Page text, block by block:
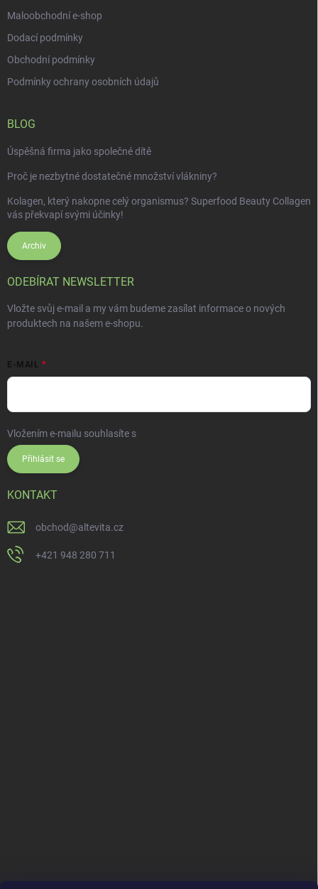
Maloobchodní e-shop
Dodací podmínky
Obchodní podmínky
Podmínky ochrany osobních údajů
BLOG
Úspěšná firma jako společné dítě
Proč je nezbytné dostatečné množství vlákniny?
Kolagen, který nakopne celý organismus? Superfood Beauty Collagen
vás překvapí svými účinky!
Archiv
ODEBÍRAT NEWSLETTER
Vložte svůj e-mail a my vám budeme zasílat informace o nových
produktech na našem e-shopu.
E-MAIL
Vložením e-mailu souhlasíte s
Přihlásit se
KONTAKT
obchod@altevita.cz
+421 948 280 711